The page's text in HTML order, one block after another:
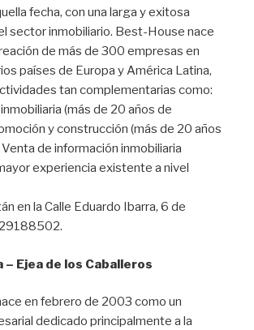
fecha, con una larga y exitosa
sector inmobiliario. Best-House nace
de más de 300 empresas en
países de Europa y América Latina,
tan complementarias como:
(más de 20 años de
y construcción (más de 20 años
de información inmobiliaria
experiencia existente a nivel
en la Calle Eduardo Ibarra, 6 de
– Ejea de los Caballeros
en febrero de 2003 como un
dedicado principalmente a la